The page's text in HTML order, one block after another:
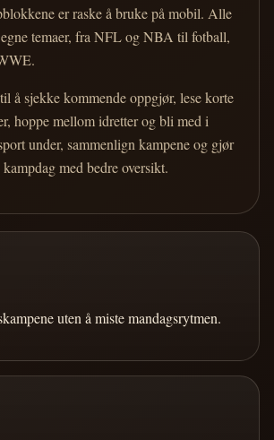
er raske å bruke på mobil. Alle
temaer, fra NFL og NBA til fotball,
å sjekke kommende oppgjør, lese korte
hoppe mellom idretter og bli med i
under, sammenlign kampene og gjør
med bedre oversikt.
uten å miste mandagsrytmen.